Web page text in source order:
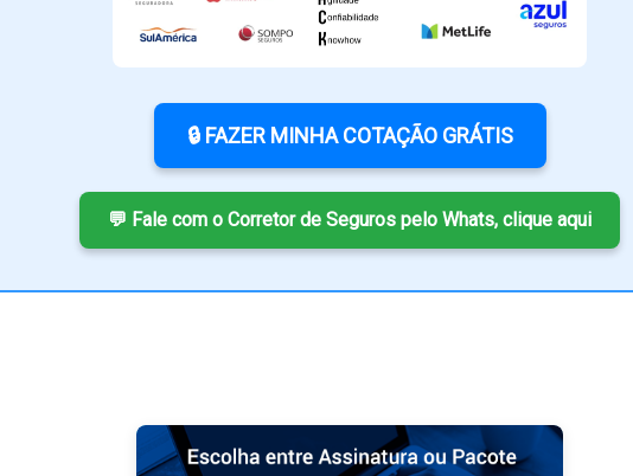
🔒 FAZER MINHA COTAÇÃO GRÁTIS
💬 Fale com o Corretor de Seguros pelo Whats, clique aqui